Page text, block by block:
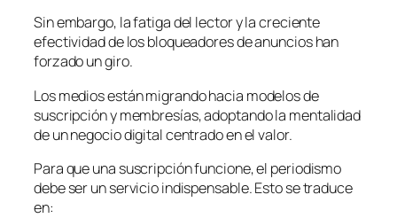
Sin embargo, la fatiga del lector y la creciente
efectividad de los bloqueadores de anuncios han
forzado un giro.
Los medios están migrando hacia modelos de
suscripción y membresías, adoptando la mentalidad
de un negocio digital centrado en el valor.
Para que una suscripción funcione, el periodismo
debe ser un servicio indispensable. Esto se traduce
en: